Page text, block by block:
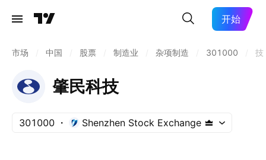
开始
市场 中国 股票 制造业 杂项制造 301000 技
肇民科技
301000 Shenzhen Stock Exchange